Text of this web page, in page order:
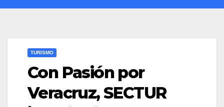
TURISMO
Con Pasión por
Veracruz, SECTUR